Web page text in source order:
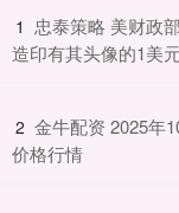
1 忠泰策略 美财政
造印有其头像的1美
2 金牛配资 2025年
价格行情